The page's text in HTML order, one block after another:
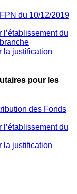
du 10/12/2019
l’établissement du
la justification
pour les
des Fonds
l’établissement du
la justification